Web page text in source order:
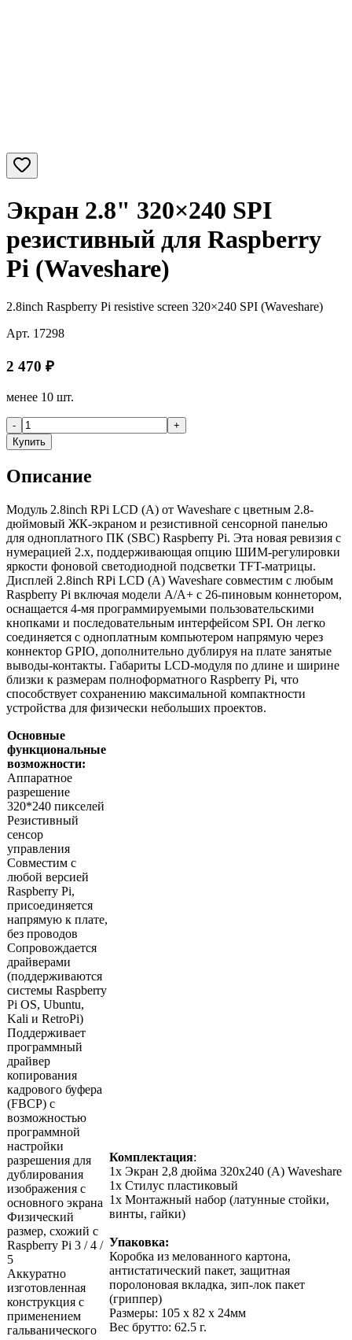
Экран 2.8" 320×240 SPI
резистивный для Raspberry
Pi (Waveshare)
2.8inch Raspberry Pi resistive screen 320×240 SPI (Waveshare)
Арт. 17298
2 470 ₽
менее 10 шт.
-
+
Купить
Описание
Модуль 2.8inch RPi LCD (A) от Waveshare с цветным 2.8-
дюймовый ЖК-экраном и резистивной сенсорной панелью
для одноплатного ПК (SBC) Raspberry Pi. Эта новая ревизия с
нумерацией 2.x, поддерживающая опцию ШИМ-регулировки
яркости фоновой светодиодной подсветки TFT-матрицы.
Дисплей 2.8inch RPi LCD (A) Waveshare совместим с любым
Raspberry Pi включая модели A/A+ c 26-пиновым коннетором,
оснащается 4-мя программируемыми пользовательскими
кнопками и последовательным интерфейсом SPI. Он легко
соединяется с одноплатным компьютером напрямую через
коннектор GPIO, дополнительно дублируя на плате занятые
выводы-контакты. Габариты LCD-модуля по длине и ширине
близки к размерам полноформатного Raspberry Pi, что
способствует сохранению максимальной компактности
устройства для физически небольших проектов.
Основные
функциональные
возможности:
Аппаратное
разрешение
320*240 пикселей
Резистивный
сенсор
управления
Совместим с
любой версией
Raspberry Pi,
присоединяется
напрямую к плате,
без проводов
Сопровождается
драйверами
(поддерживаются
системы Raspberry
Pi OS, Ubuntu,
Kali и RetroPi)
Поддерживает
программный
драйвер
копирования
кадрового буфера
(FBCP) с
возможностью
программной
настройки
разрешения для
дублирования
изображения с
основного экрана
Физический
размер, схожий с
Raspberry Pi 3 / 4 /
5
Аккуратно
изготовленная
конструкция с
применением
гальванического
Комплектация:
1х Экран 2,8 дюйма 320х240 (А) Waveshare
1x Стилус пластиковый
1х Монтажный набор (латунные стойки,
винты, гайки)
Упаковка:
Коробка из мелованного картона,
антистатический пакет, защитная
поролоновая вкладка, зип-лок пакет
(гриппер)
Размеры: 105 х 82 х 24мм
Вес брутто: 62.5 г.